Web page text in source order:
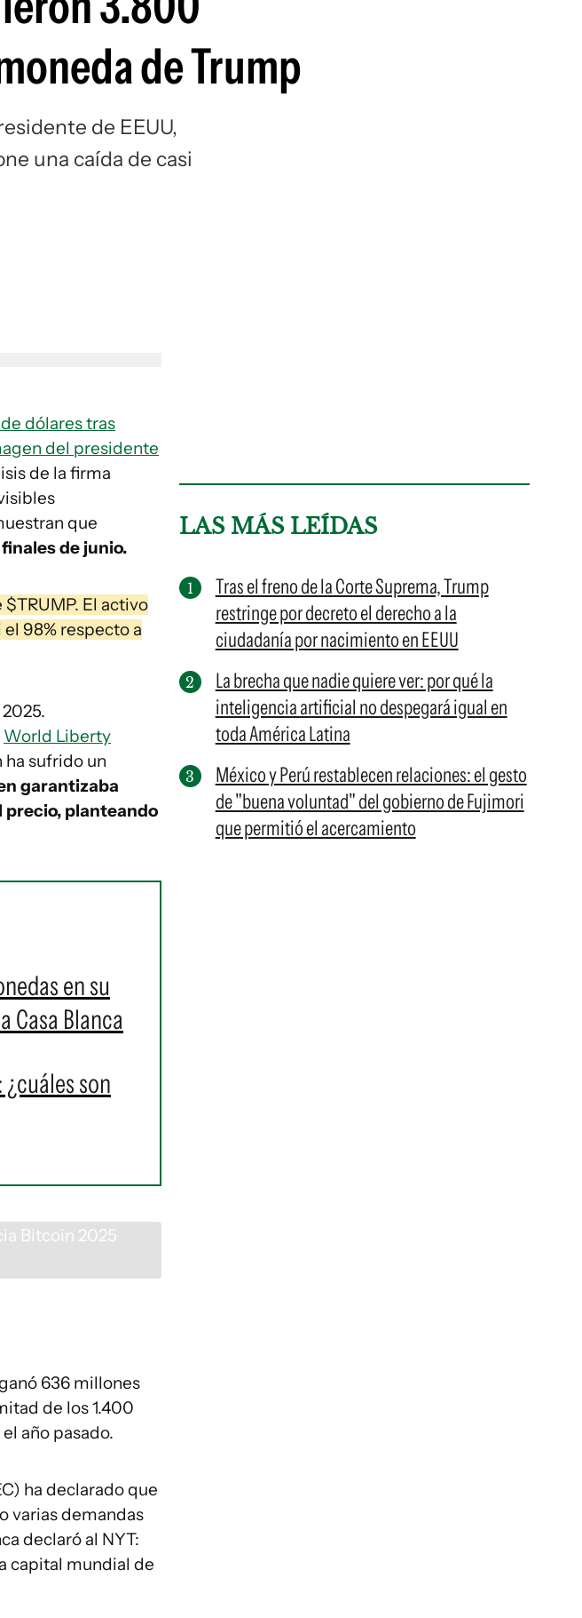
Siguenos en:
de Trump
de EEUU,
una caída de casi
dólares tras
del presidente
de la firma
que
de junio.
El activo
el 98% respecto a
World Liberty
ha sufrido un
garantizaba
precio, planteando
en su
Casa Blanca
son
636 millones
de los 1.400
año pasado.
ha declarado que
varias demandas
declaró al NYT:
capital mundial de
LAS MÁS LEÍDAS
Tras el freno de la Corte Suprema, Trump
restringe por decreto el derecho a la
ciudadanía por nacimiento en EEUU
La brecha que nadie quiere ver: por qué la
inteligencia artificial no despegará igual en
toda América Latina
México y Perú restablecen relaciones: el gesto
de "buena voluntad" del gobierno de Fujimori
que permitió el acercamiento